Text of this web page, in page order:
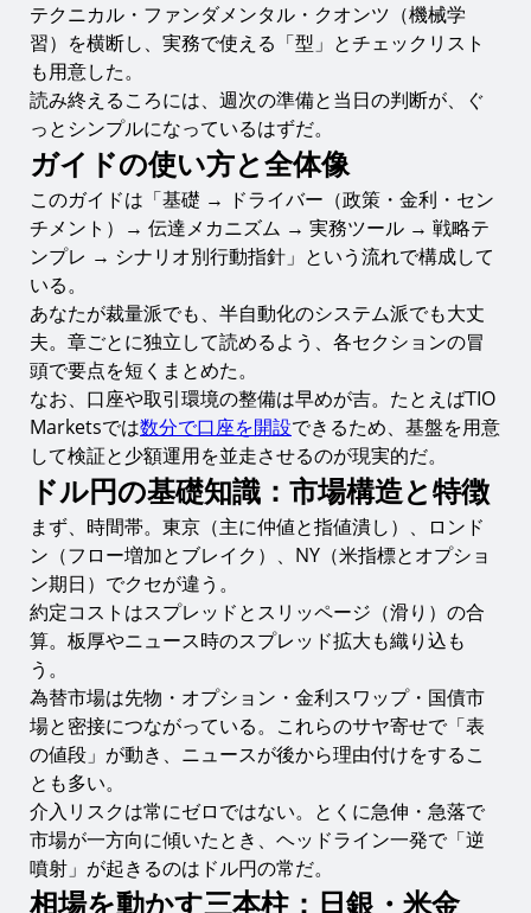
3. 市場センチメント（リスクオン・オフの伝達）
金利差が為替に伝わるメカニズム
データ＆イベントの実務チェック
テクニカルで読むUSD/JPY
ファンダメンタル＆クオンツ の併用
リスク管理とポジションサイジング
使える戦略テンプレ
シナリオ別行動指針
10年の視点で考える：構造と節度
週次ルーティンと道具箱
よくある誤解と落とし穴
まとめ：芯を持ち、軽く構える
テクニカル・ファンダメンタル・クオンツ（機械学
習）を横断し、実務で使える「型」とチェックリスト
も用意した。
読み終えるころには、週次の準備と当日の判断が、ぐ
っとシンプルになっているはずだ。
ガイドの使い方と全体像
このガイドは「基礎 → ドライバー（政策・金利・セン
チメント）→ 伝達メカニズム → 実務ツール → 戦略テ
ンプレ → シナリオ別行動指針」という流れで構成して
いる。
あなたが裁量派でも、半自動化のシステム派でも大丈
夫。章ごとに独立して読めるよう、各セクションの冒
頭で要点を短くまとめた。
なお、口座や取引環境の整備は早めが吉。たとえばTIO
Marketsでは数分で口座を開設できるため、基盤を用意
して検証と少額運用を並走させるのが現実的だ。
ドル円の基礎知識：市場構造と特徴
まず、時間帯。東京（主に仲値と指値潰し）、ロンド
ン（フロー増加とブレイク）、NY（米指標とオプショ
ン期日）でクセが違う。
約定コストはスプレッドとスリッページ（滑り）の合
算。板厚やニュース時のスプレッド拡大も織り込も
う。
為替市場は先物・オプション・金利スワップ・国債市
場と密接につながっている。これらのサヤ寄せで「表
の値段」が動き、ニュースが後から理由付けをするこ
とも多い。
介入リスクは常にゼロではない。とくに急伸・急落で
市場が一方向に傾いたとき、ヘッドライン一発で「逆
噴射」が起きるのはドル円の常だ。
相場を動かす三本柱：日銀・米金